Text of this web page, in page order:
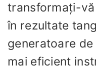
transformați-
în rezultate
generatoare
mai eficient